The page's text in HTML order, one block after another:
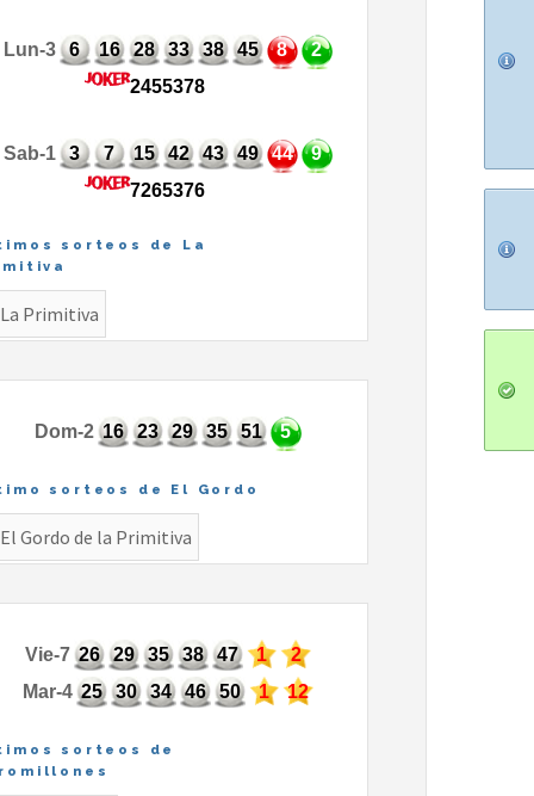
sorteos de La
Lun-3 6 16 28 33 38 45 8
2
2455378
Sab-1 3 7 15 42 43 49 44
9
7265376
sorteos de El Gordo
Dom-2 16 23 29 35 51 5
sorteos de
Vie-7 26 29 35 38 47 1
2
Mar-4 25 30 34 46 50 1 12